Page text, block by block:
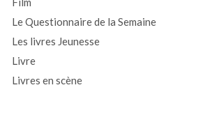
Le Questionnaire de la Semaine
Les livres Jeunesse
Livre
Livres en scène